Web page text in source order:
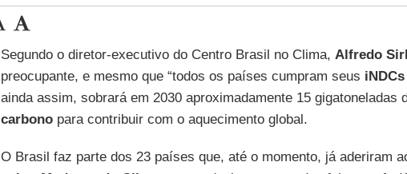
Segundo o diretor-executivo do Centro Brasil no Clima, Alfredo
preocupante, e mesmo que “todos os países cumpram seus iNDCs
ainda assim, sobrará em 2030 aproximadamente 15 gigatoneladas
carbonopara contribuir com o aquecimento global.
O Brasil faz parte dos 23 países que, até o momento, já aderiram